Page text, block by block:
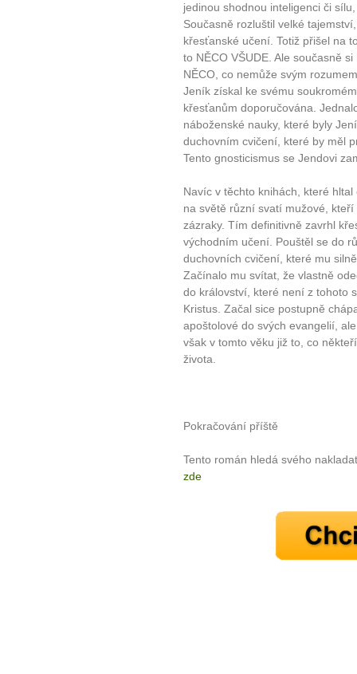
10 tipů
...
Máte pocit, že jste unaveni
Jak mít více energie
Jak vnést do života
Jak být šťastnější
jedinou shodnou inteligenci či
Současně rozluštil velké
křesťanské učení. Totiž přišel na
to NĚCO VŠUDE. Ale současně
NĚCO, co nemůže svým
Jeník získal ke svému
křesťanům doporučována.
náboženské nauky, které byly
duchovním cvičení, které by měl
Tento gnosticismus se Jendovi
Navíc v těchto knihách, které
na světě různí svatí mužové,
zázraky. Tím definitivně zavrhl
východním učení. Pouštěl se do
duchovních cvičení, které mu
Začínalo mu svítat, že vlastně
do království, které není z tohoto
Kristus. Začal sice postupně
apoštolové do svých evangelií,
však v tomto věku již to, co
života.
Pokračování příště
Tento román hledá svého
zde